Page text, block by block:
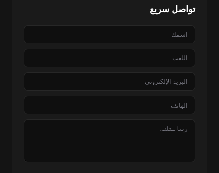
تواصل سريع
الاسم
اللقب
البريد
الإلكتروني
الهاتف
الرسالة